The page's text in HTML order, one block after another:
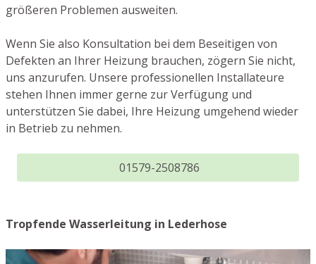
größeren Problemen ausweiten.
Wenn Sie also Konsultation bei dem Beseitigen von
Defekten an Ihrer Heizung brauchen, zögern Sie nicht,
uns anzurufen. Unsere professionellen Installateure
stehen Ihnen immer gerne zur Verfügung und
unterstützen Sie dabei, Ihre Heizung umgehend wieder
in Betrieb zu nehmen.
01579-2508786
Tropfende Wasserleitung in Lederhose